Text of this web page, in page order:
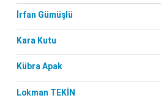
İrfan Gümüşlü
Kara Kutu
Kübra Apak
Lokman TEKİN